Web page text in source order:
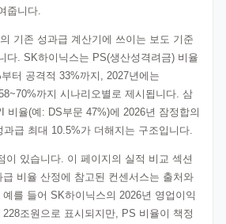
줍니다.
기존 성과급 계산기에 쓰이는 보도 기준
다. SK하이닉스는 PS(생산성격려금) 비율
터 공격적 33%까지, 2027년에는
까지 시나리오별로 제시됩니다. 삼
비율(예: DS부문 47%)에 2026년 잠정합의
급 최대 10.5%가 더해지는 구조입니다.
이 있습니다. 이 페이지의 실적 비교 섹션
급 비율 산정에 참고된 컨센서스는 출처와
를 들어 SK하이닉스의 2026년 영업이익
조원으로 표시되지만, PS 비율이 책정